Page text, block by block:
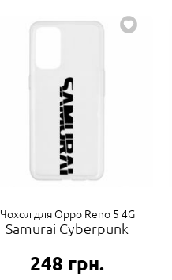
Чохол для Oppo Reno 5 4G
Samurai Cyberpunk
248 грн.